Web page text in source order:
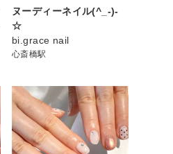
ヌーディーネイル(^_-)-
☆
bi.grace nail
心斎橋駅